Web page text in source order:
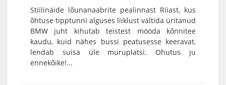
Stiilinäide lõunanaabrite pealinnast Riiast, kus
õhtuse tipptunni alguses liiklust vältida üritanud
BMW juht kihutab teistest mööda kõnnitee
kaudu, kuid nähes bussi peatusesse keeravat,
lendab suisa üle muruplatsi. Ohutus ju
ennekõike!...